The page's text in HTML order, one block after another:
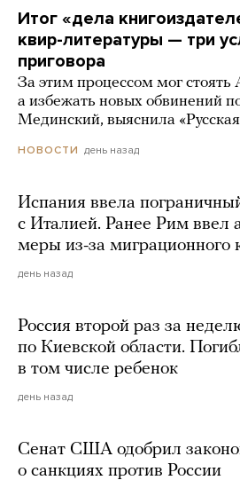
Итог «дела
квир-литературы — три
приговора
За этим процессом мог стоять
а избежать новых обвинений
Мединский, выяснила
НОВОСТИ день назад
Испания ввела
с Италией. Ранее Рим ввел
меры из-за миграционного
день назад
Россия второй раз за
по Киевской области.
в том числе ребенок
день назад
Сенат США одобрил
о санкциях против России